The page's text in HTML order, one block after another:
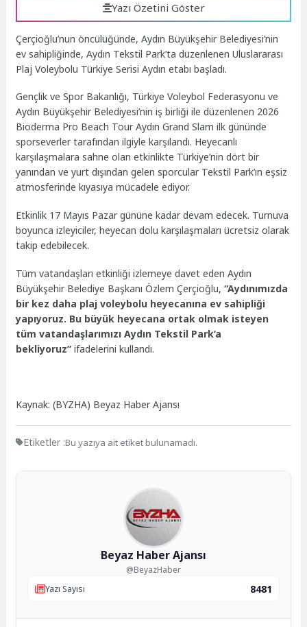
Yazı Özetini Göster
Çerçioğlu’nun öncülüğünde, Aydın Büyükşehir Belediyesi’nin
ev sahipliğinde, Aydın Tekstil Park’ta düzenlenen Uluslararası
Plaj Voleybolu Türkiye Serisi Aydın etabı başladı.
Gençlik ve Spor Bakanlığı, Türkiye Voleybol Federasyonu ve
Aydın Büyükşehir Belediyesi’nin iş birliği ile düzenlenen 2026
Bioderma Pro Beach Tour Aydın Grand Slam ilk gününde
sporseverler tarafından ilgiyle karşılandı. Heyecanlı
karşılaşmalara sahne olan etkinlikte Türkiye’nin dört bir
yanından ve yurt dışından gelen sporcular Tekstil Park’ın eşsiz
atmosferinde kıyasıya mücadele ediyor.
Etkinlik 17 Mayıs Pazar gününe kadar devam edecek. Turnuva
boyunca izleyiciler, heyecan dolu karşılaşmaları ücretsiz olarak
takip edebilecek.
Tüm vatandaşları etkinliği izlemeye davet eden Aydın
Büyükşehir Belediye Başkanı Özlem Çerçioğlu,“Aydınımızda
bir kez daha plaj voleybolu heyecanına ev sahipliği
yapıyoruz. Bu büyük heyecana ortak olmak isteyen
tüm vatandaşlarımızı Aydın Tekstil Park’a
bekliyoruz” ifadelerini kullandı.
Kaynak: (BYZHA) Beyaz Haber Ajansı
Etiketler :Bu yazıya ait etiket bulunamadı.
Beyaz Haber Ajansı
@BeyazHaber
Yazı Sayısı
8481